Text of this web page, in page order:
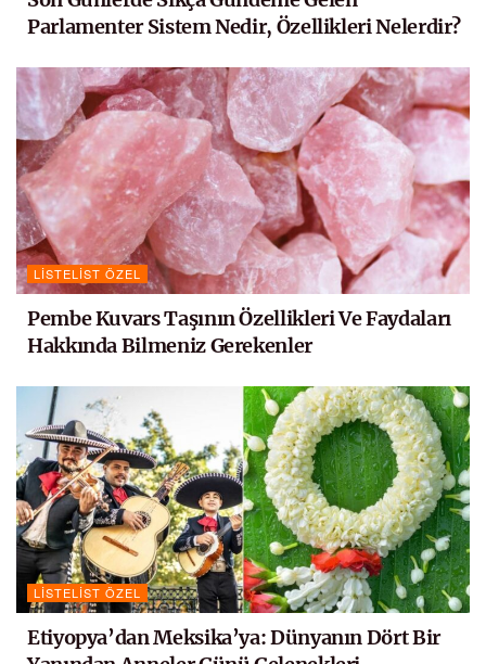
Parlamenter Sistem Nedir, Özellikleri Nelerdir?
LISTELIST ÖZEL
Pembe Kuvars Taşının Özellikleri Ve Faydaları
Hakkında Bilmeniz Gerekenler
LISTELIST ÖZEL
Etiyopya’dan Meksika’ya: Dünyanın Dört Bir